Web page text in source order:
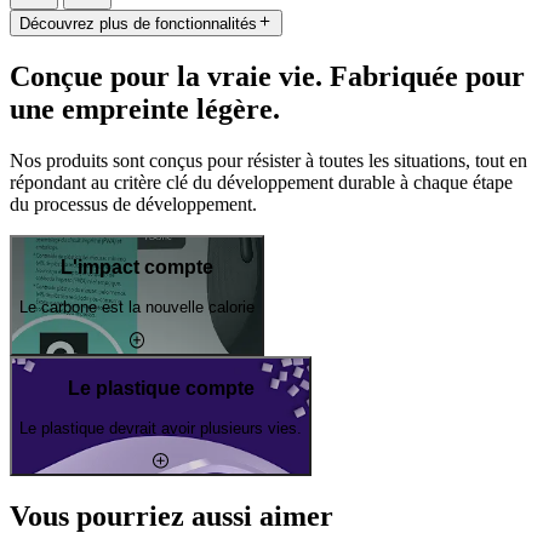
Découvrez plus de fonctionnalités
Conçue pour la vraie vie. Fabriquée pour
une empreinte légère.
Nos produits sont conçus pour résister à toutes les situations, tout en
répondant au critère clé du développement durable à chaque étape
du processus de développement.
L'impact compte
Le carbone est la nouvelle calorie
Le plastique compte
Le plastique devrait avoir plusieurs vies.
Vous pourriez aussi aimer